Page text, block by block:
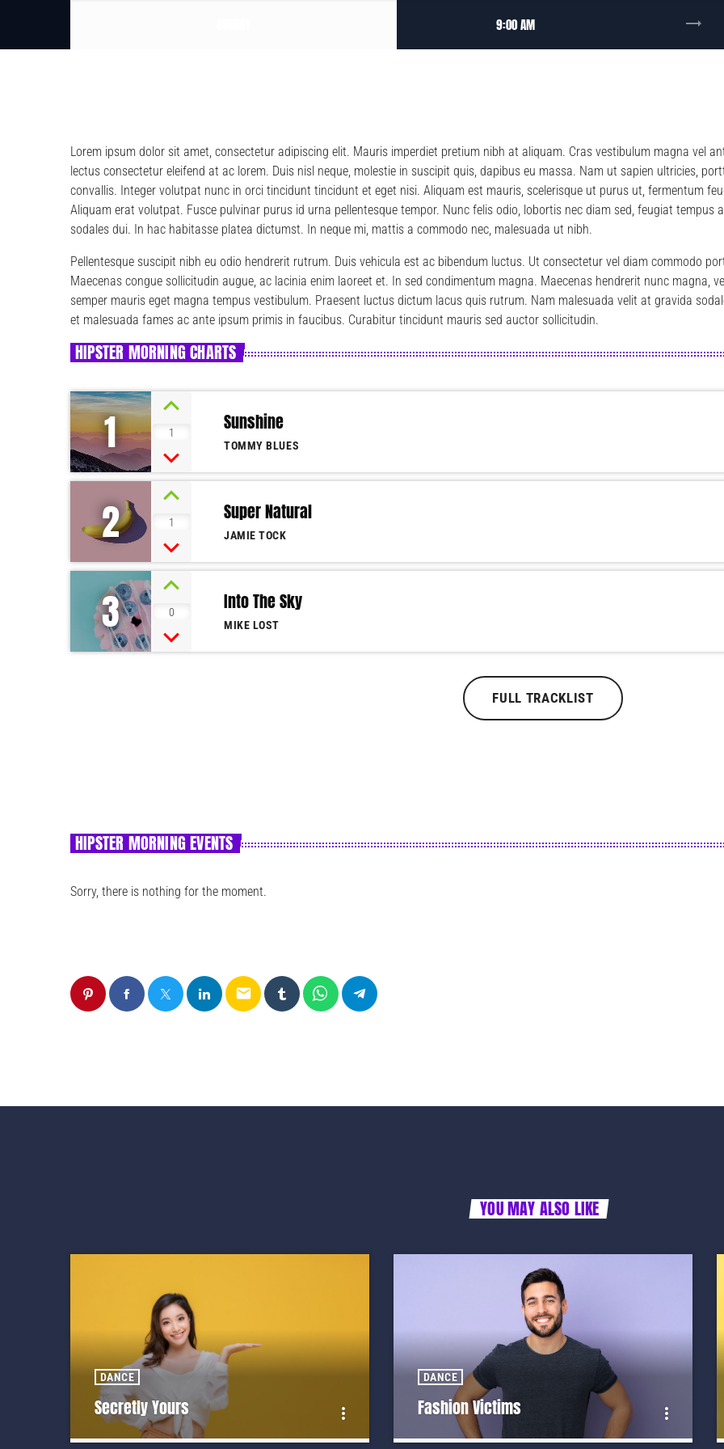
9:00 AM trending_flat
Lorem ipsum dolor sit amet, consectetur adipiscing elit. Mauris imperdiet pretium nibh at aliquam. Cras vestibulum magna vel
lectus consectetur eleifend at ac lorem. Duis nisl neque, molestie in suscipit quis, dapibus eu massa. Nam ut sapien ultricies,
convallis. Integer volutpat nunc in orci tincidunt tincidunt et eget nisi. Aliquam est mauris, scelerisque ut purus ut, fermentum
Aliquam erat volutpat. Fusce pulvinar purus id urna pellentesque tempor. Nunc felis odio, lobortis nec diam sed, feugiat tempus
sodales dui. In hac habitasse platea dictumst. In neque mi, mattis a commodo nec, malesuada ut nibh.
Pellentesque suscipit nibh eu odio hendrerit rutrum. Duis vehicula est ac bibendum luctus. Ut consectetur vel diam commodo
Maecenas congue sollicitudin augue, ac lacinia enim laoreet et. In sed condimentum magna. Maecenas hendrerit nunc magna,
semper mauris eget magna tempus vestibulum. Praesent luctus dictum lacus quis rutrum. Nam malesuada velit at gravida
et malesuada fames ac ante ipsum primis in faucibus. Curabitur tincidunt mauris sed auctor sollicitudin.
HIPSTER MORNING CHARTS
1 1 Sunshine
TOMMY BLUES
2 1 Super Natural
JAMIE TOCK
3 0 Into The Sky
MIKE LOST
FULL TRACKLIST
HIPSTER MORNING EVENTS
Sorry, there is nothing for the moment.
email
YOU MAY ALSO LIKE
DANCE
Secretly Yours more_vert
DANCE
Fashion Victims more_vert